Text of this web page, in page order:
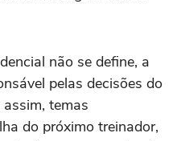
não se define, a
pelas decisões do
temas
do próximo treinador,